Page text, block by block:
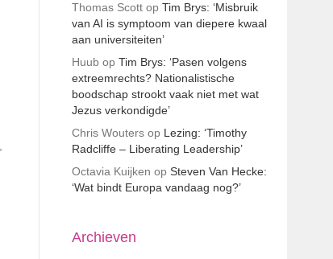
Thomas Scottop Tim Brys: ‘Misbruik
van AI is symptoom van diepere kwaal
aan universiteiten’
Huubop Tim Brys: ‘Pasen volgens
extreemrechts? Nationalistische
boodschap strookt vaak niet met wat
Jezus verkondigde’
Chris Woutersop Lezing: ‘Timothy
Radcliffe – Liberating Leadership’
Octavia Kuijken op Steven Van Hecke:
‘Wat bindt Europa vandaag nog?’
Archieven